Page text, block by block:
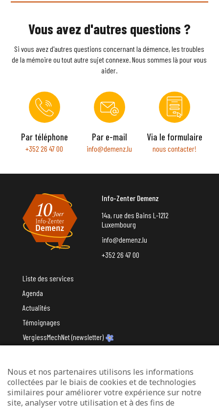
Vous avez d'autres questions ?
Si vous avez d'autres questions concernant la démence, les troubles
de la mémoire ou tout autre sujet connexe. Nous sommes là pour vous
aider.
Par téléphone
+352 26 47 00
Par e-mail
info@demenz.lu
Via le formulaire
nous contacter!
Info-Zenter Demenz
14a, rue des Bains L-1212
Luxembourg
info@demenz.lu
+352 26 47 00
Liste des services
Agenda
Actualités
Témoignages
VergiessMechNet (newsletter)
Avec le soutien du
Nous et nos partenaires utilisons les informations
collectées par le biais de cookies et de technologies
similaires pour améliorer votre expérience sur notre
site, analyser votre utilisation et à des fins de